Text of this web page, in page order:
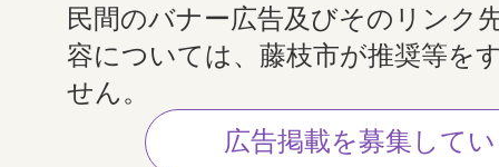
民間のバナー広告及びそのリンク
容については、藤枝市が推奨等を
せん。
広告掲載を募集して